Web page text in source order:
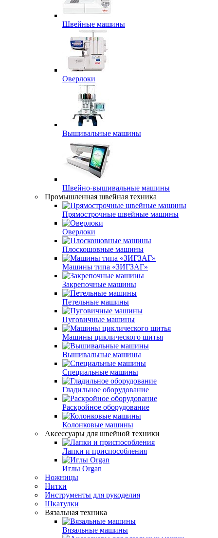
Швейные машины
Оверлоки
Вышивальные машины
Швейно-вышивальные машины
Промышленная швейная техника
Прямострочные швейные машины
Оверлоки
Плоскошовные машины
Машины типа «ЗИГЗАГ»
Закрепочные машины
Петельные машины
Пуговичные машины
Машины циклического шитья
Вышивальные машины
Специальные машины
Гладильное оборудование
Раскройное оборудование
Колонковые машины
Аксессуары для швейной техники
Лапки и приспособления
Иглы Organ
Ножницы
Нитки
Инструменты для рукоделия
Шкатулки
Вязальная техника
Вязальные машины